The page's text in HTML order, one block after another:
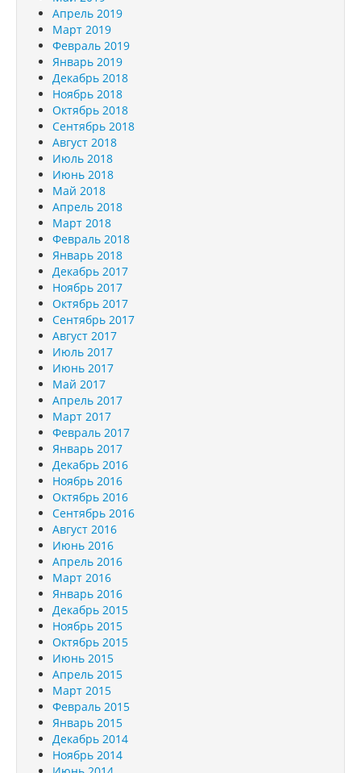
Апрель 2019
Март 2019
Февраль 2019
Январь 2019
Декабрь 2018
Ноябрь 2018
Октябрь 2018
Сентябрь 2018
Август 2018
Июль 2018
Июнь 2018
Май 2018
Апрель 2018
Март 2018
Февраль 2018
Январь 2018
Декабрь 2017
Ноябрь 2017
Октябрь 2017
Сентябрь 2017
Август 2017
Июль 2017
Июнь 2017
Май 2017
Апрель 2017
Март 2017
Февраль 2017
Январь 2017
Декабрь 2016
Ноябрь 2016
Октябрь 2016
Сентябрь 2016
Август 2016
Июнь 2016
Апрель 2016
Март 2016
Январь 2016
Декабрь 2015
Ноябрь 2015
Октябрь 2015
Июнь 2015
Апрель 2015
Март 2015
Февраль 2015
Январь 2015
Декабрь 2014
Ноябрь 2014